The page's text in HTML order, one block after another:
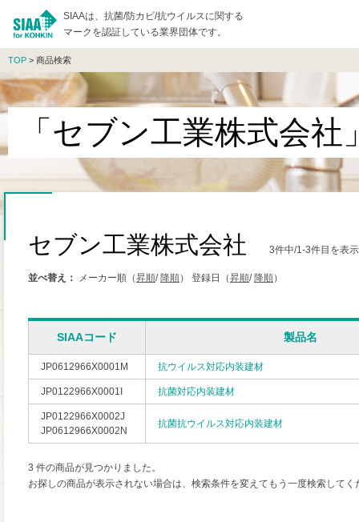
SIAAは、抗菌/防カビ/抗ウイルスに関する
マークを認証している業界団体です。
TOP > 商品検索
「セブン工業株式会
セブン工業株式会社 3件中/1-3件目を表
並べ替え： メーカー順（昇順/ 降順） 登録日（昇順/ 降順）
SIAAコード 製品名
JP0612966X0001M 抗ウイルス対応内装建材
JP0122966X0001I 抗菌対応内装建材
JP0122966X0002J
JP0612966X0002N
抗菌抗ウイルス対応内装建材
3 件の商品が見つかりました。
お探しの商品が表示されない場合は、検索条件を変えてもう一度検索してく